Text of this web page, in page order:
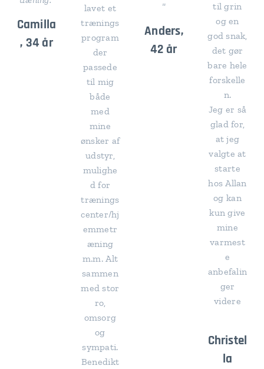
Camilla
, 34 år
lavet et
trænings
program
der
passede
til mig
både
med
mine
ønsker af
udstyr,
mulighe
d for
trænings
center/hj
emmetr
æning
m.m. Alt
sammen
med stor
ro,
omsorg
og
sympati.
Benedikt
"
Anders,
42 år
til grin
og en
god snak,
det gør
bare hele
forskelle
n.
Jeg er så
glad for,
at jeg
valgte at
starte
hos Allan
og kan
kun give
mine
varmest
e
anbefalin
ger
videre
Christel
la